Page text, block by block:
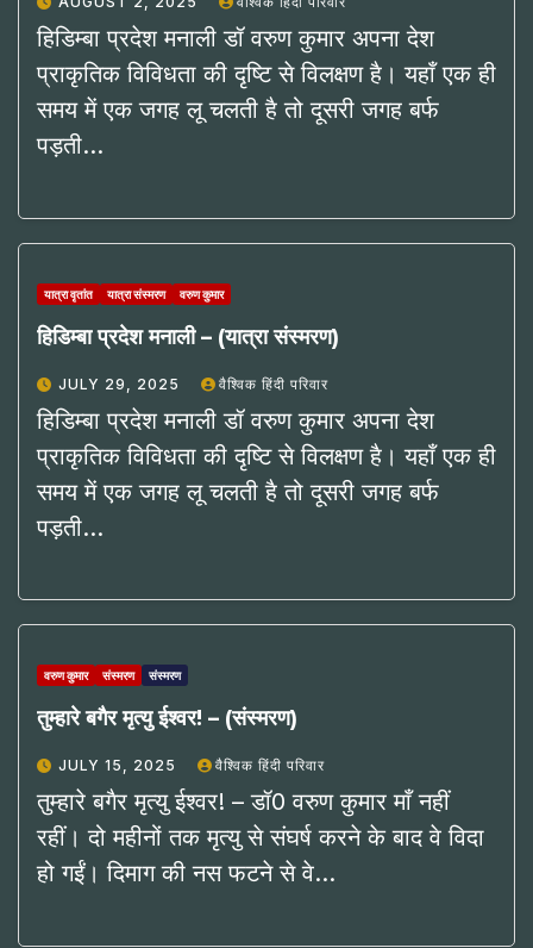
हिडिम्बा प्रदेश मनाली डॉ वरुण कुमार अपना देश
प्राकृतिक विविधता की दृष्टि से विलक्षण है। यहाँ एक ही
समय में एक जगह लू चलती है तो दूसरी जगह बर्फ
पड़ती…
यात्रा वृतांत यात्रा संस्मरण वरुण कुमार
हिडिम्बा प्रदेश मनाली – (यात्रा संस्मरण)
JULY 29, 2025 वैश्विक हिंदी परिवार
हिडिम्बा प्रदेश मनाली डॉ वरुण कुमार अपना देश
प्राकृतिक विविधता की दृष्टि से विलक्षण है। यहाँ एक ही
समय में एक जगह लू चलती है तो दूसरी जगह बर्फ
पड़ती…
वरुण कुमार संस्मरण संस्मरण
तुम्हारे बगैर मृत्यु ईश्वर! – (संस्मरण)
JULY 15, 2025 वैश्विक हिंदी परिवार
तुम्हारे बगैर मृत्यु ईश्वर! – डॉ0 वरुण कुमार माँ नहीं
रहीं। दो महीनों तक मृत्‍यु से संघर्ष करने के बाद वे विदा
हो गईं। दिमाग की नस फटने से वे…